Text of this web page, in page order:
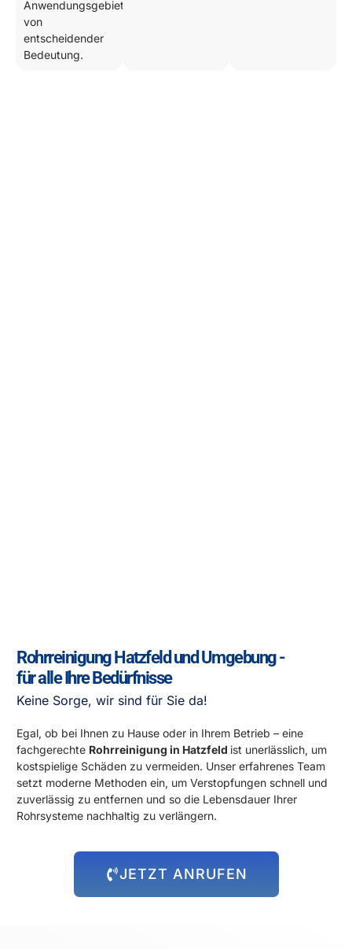
Anwendungsgebiete
von
entscheidender
Bedeutung.
Rohrreinigung Hatzfeld und Umgebung -
für alle Ihre Bedürfnisse
Keine Sorge, wir sind für Sie da!
Egal, ob bei Ihnen zu Hause oder in Ihrem Betrieb – eine
fachgerechte Rohrreinigung in Hatzfeld ist unerlässlich, um
kostspielige Schäden zu vermeiden. Unser erfahrenes Team
setzt moderne Methoden ein, um Verstopfungen schnell und
zuverlässig zu entfernen und so die Lebensdauer Ihrer
Rohrsysteme nachhaltig zu verlängern.
JETZT ANRUFEN